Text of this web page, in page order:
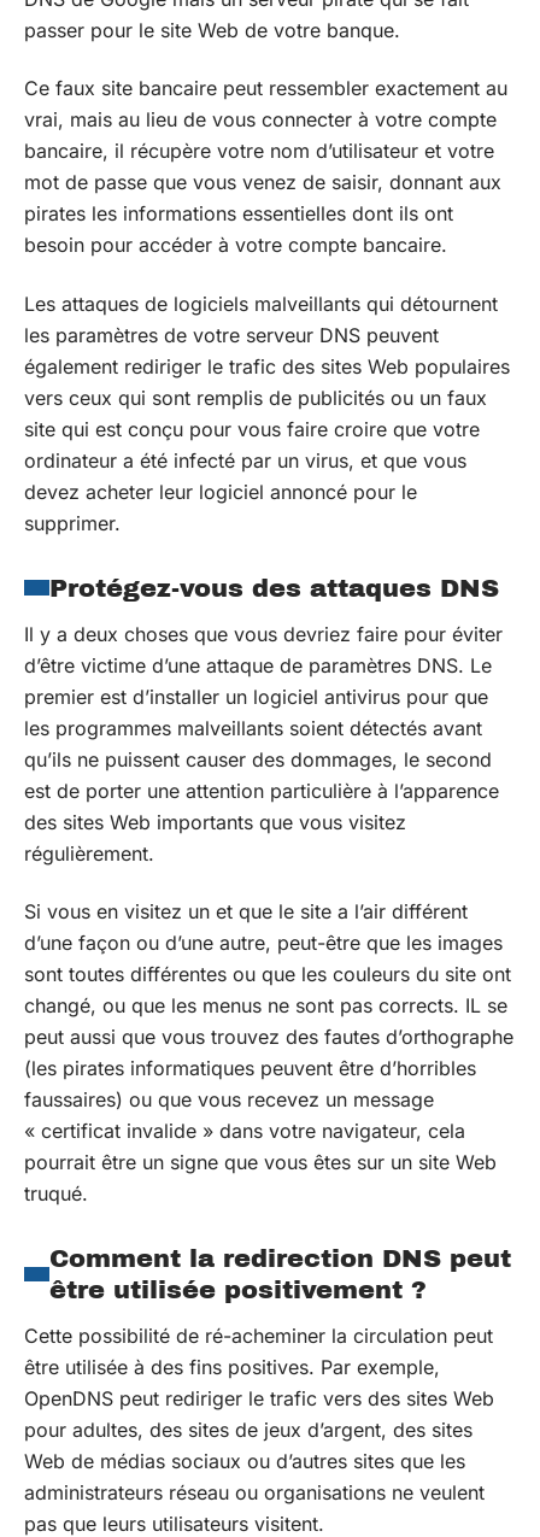
passer pour le site Web de votre banque.
Ce faux site bancaire peut ressembler exactement au
vrai, mais au lieu de vous connecter à votre compte
bancaire, il récupère votre nom d’utilisateur et votre
mot de passe que vous venez de saisir, donnant aux
pirates les informations essentielles dont ils ont
besoin pour accéder à votre compte bancaire.
Les attaques de logiciels malveillants qui détournent
les paramètres de votre serveur DNS peuvent
également rediriger le trafic des sites Web populaires
vers ceux qui sont remplis de publicités ou un faux
site qui est conçu pour vous faire croire que votre
ordinateur a été infecté par un virus, et que vous
devez acheter leur logiciel annoncé pour le
supprimer.
Protégez-vous des attaques DNS
Il y a deux choses que vous devriez faire pour éviter
d’être victime d’une attaque de paramètres DNS. Le
premier est d’installer un logiciel antivirus pour que
les programmes malveillants soient détectés avant
qu’ils ne puissent causer des dommages, le second
est de porter une attention particulière à l’apparence
des sites Web importants que vous visitez
régulièrement.
Si vous en visitez un et que le site a l’air différent
d’une façon ou d’une autre, peut-être que les images
sont toutes différentes ou que les couleurs du site ont
changé, ou que les menus ne sont pas corrects. IL se
peut aussi que vous trouvez des fautes d’orthographe
(les pirates informatiques peuvent être d’horribles
faussaires) ou que vous recevez un message
« certificat invalide » dans votre navigateur, cela
pourrait être un signe que vous êtes sur un site Web
truqué.
Comment la redirection DNS peut
être utilisée positivement ?
Cette possibilité de ré-acheminer la circulation peut
être utilisée à des fins positives. Par exemple,
OpenDNS peut rediriger le trafic vers des sites Web
pour adultes, des sites de jeux d’argent, des sites
Web de médias sociaux ou d’autres sites que les
administrateurs réseau ou organisations ne veulent
pas que leurs utilisateurs visitent.